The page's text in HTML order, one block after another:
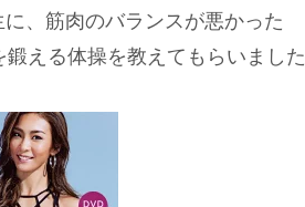
に、筋肉のバランスが悪かった
鍛える体操を教えてもらいまし